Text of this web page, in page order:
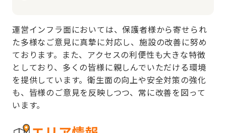
運営インフラ面においては、保護者様から寄せられ
た多様なご意見に真摯に対応し、施設の改善に努め
ております。また、アクセスの利便性も大きな特徴
としており、多くの皆様に親しんでいただける環境
を提供しています。衛生面の向上や安全対策の強化
も、皆様のご意見を反映しつつ、常に改善を図って
います。